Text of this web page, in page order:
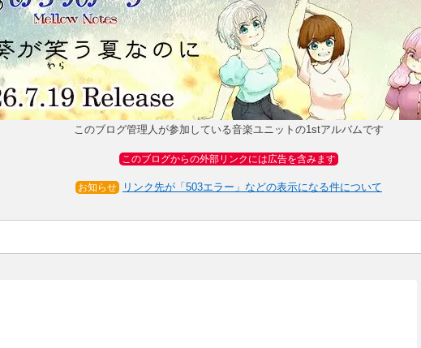
このブログ管理人が参加している音楽ユニットの1stアルバムです
このブログからの外部リンクには広告を含みます
お知らせ リンク先が「503エラー」などの表示になる件について